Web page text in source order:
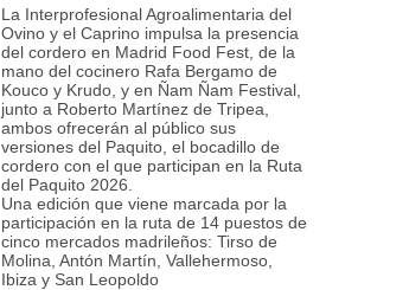
La Interprofesional Agroalimentaria del
Ovino y el Caprino impulsa la presencia
del cordero en Madrid Food Fest, de la
mano del cocinero Rafa Bergamo de
Kouco y Krudo, y en Ñam Ñam Festival,
junto a Roberto Martínez de Tripea,
ambos ofrecerán al público sus
versiones del Paquito, el bocadillo de
cordero con el que participan en la Ruta
del Paquito 2026.
Una edición que viene marcada por la
participación en la ruta de 14 puestos de
cinco mercados madrileños: Tirso de
Molina, Antón Martín, Vallehermoso,
Ibiza y San Leopoldo